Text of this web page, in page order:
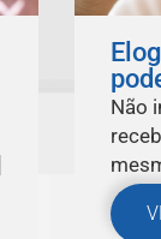
Não